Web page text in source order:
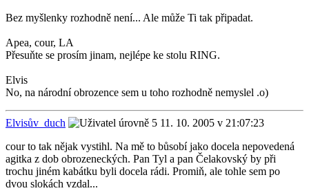
Bez myšlenky rozhodně není... Ale může Ti tak připadat.
Apea, cour, LA
Přesuňte se prosím jinam, nejlépe ke stolu RING.
Elvis
No, na národní obrozence sem u toho rozhodně nemyslel .o)
Elvisův_duch
11. 10. 2005 v 21:07:23
cour to tak nějak vystihl. Na mě to bůsobí jako docela nepovedená
agitka z dob obrozeneckých. Pan Tyl a pan Čelakovský by při
trochu jiném kabátku byli docela rádi. Promiň, ale tohle sem po
dvou slokách vzdal...